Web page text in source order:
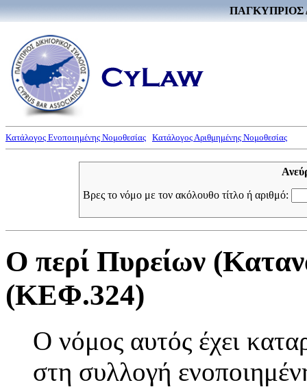
ΠΑΓΚΥΠΡΙΟΣ
Κατάλογος Ενοποιημένης Νομοθεσίας Κατάλογος Αριθμημένης Νομοθεσίας
Βρες το νόμο με τον ακόλουθο τίτλο ή αριθμό:
Ο περί Πυρείων
(ΚΕΦ.324)
Ο νόμος αυτός έχει
στη συλλογή